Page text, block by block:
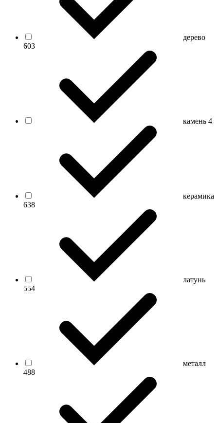
дерево
603
камень 4
керамика
638
латунь
554
металл
488